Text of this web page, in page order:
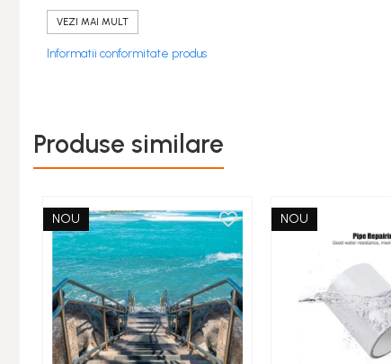
Iluminare LED
Suport si Docking Auto
Scule Auto
VEZI MAI MULT
Informatii conformitate produs
Produse similare
NOU NOU